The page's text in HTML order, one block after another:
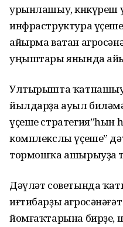
урынлашыу,
инфраструктура
айырма ватан
уңыштары янында
Ултырышта
йылдарҙа ауыл
үҫеше стратегия”һын
комплекслы үҫеше”
тормошҡа ашырыуҙа
Дәүләт советында
иғтибарҙы
йомғаҡтарына